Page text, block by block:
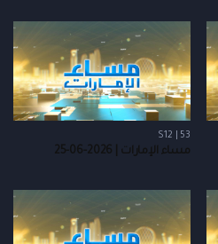
S12 | 53
مساء الإمارات | 2026-06-25